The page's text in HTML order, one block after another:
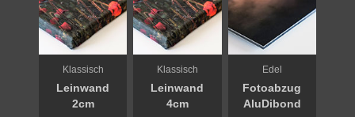
Klassisch
Leinwand
2cm
Klassisch
Leinwand
4cm
Edel
Fotoabzug
AluDibond